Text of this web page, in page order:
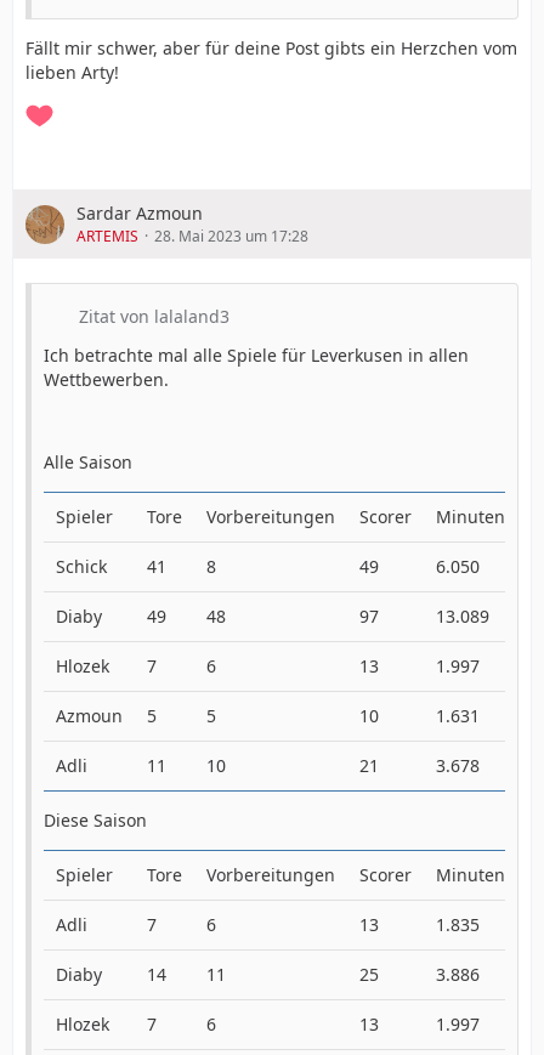
Fällt mir schwer, aber für deine Post gibts ein Herzchen vom
lieben Arty!
Sardar Azmoun
ARTEMIS 28. Mai 2023 um 17:28
Zitat von lalaland3
Ich betrachte mal alle Spiele für Leverkusen in allen
Wettbewerben.
Alle Saison
Spieler Tore Vorbereitungen Scorer Minuten
Schick 41 8 49 6.050
Diaby 49 48 97 13.089
Hlozek 7 6 13 1.997
Azmoun 5 5 10 1.631
Adli 11 10 21 3.678
Diese Saison
Spieler Tore Vorbereitungen Scorer Minuten
Adli 7 6 13 1.835
Diaby 14 11 25 3.886
Hlozek 7 6 13 1.997